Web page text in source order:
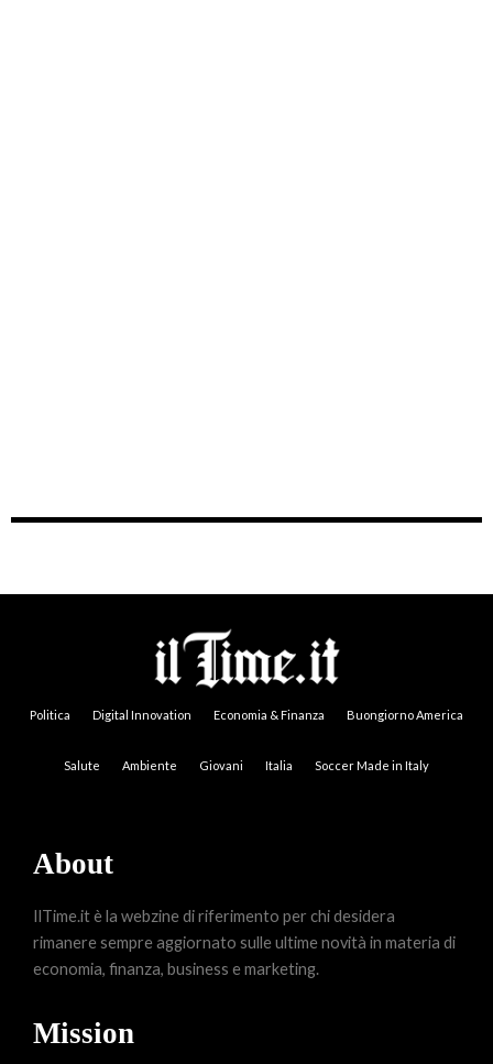
Politica Digital Innovation Economia & Finanza Buongiorno America
Salute Ambiente Giovani Italia Soccer Made in Italy
About
IlTime.it è la webzine di riferimento per chi desidera
rimanere sempre aggiornato sulle ultime novità in materia di
economia, finanza, business e marketing.
Mission